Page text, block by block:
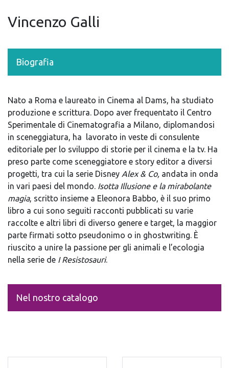
Vincenzo Galli
Biografia
Nato a Roma e laureato in Cinema al Dams, ha studiato
produzione e scrittura. Dopo aver frequentato il Centro
Sperimentale di Cinematografia a Milano, diplomandosi
in sceneggiatura, ha lavorato in veste di consulente
editoriale per lo sviluppo di storie per il cinema e la tv. Ha
preso parte come sceneggiatore e story editor a diversi
progetti, tra cui la serie Disney Alex & Co, andata in onda
in vari paesi del mondo. Isotta Illusione e la mirabolante
magia, scritto insieme a Eleonora Babbo, è il suo primo
libro a cui sono seguiti racconti pubblicati su varie
raccolte e altri libri di diverso genere e target, la maggior
parte firmati sotto pseudonimo o in ghostwriting. È
riuscito a unire la passione per gli animali e l’ecologia
nella serie de I Resistosauri.
Nel nostro catalogo